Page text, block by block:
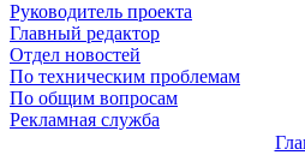
Руководитель проекта
Главный редактор
Отдел новостей
По техническим проблемам
По общим вопросам
Рекламная служба